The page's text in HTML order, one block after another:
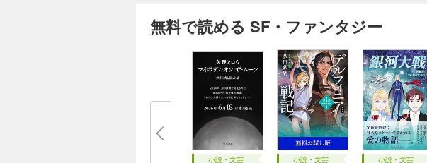
無料で読める SF・ファンタジー
小説・文芸 小説・文芸 小説・文芸